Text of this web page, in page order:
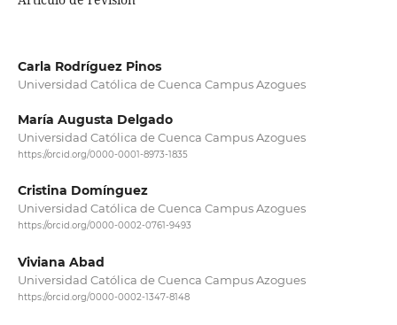
Carla Rodríguez Pinos
Universidad Católica de Cuenca Campus Azogues
María Augusta Delgado
Universidad Católica de Cuenca Campus Azogues
https://orcid.org/0000-0001-8973-1835
Cristina Domínguez
Universidad Católica de Cuenca Campus Azogues
https://orcid.org/0000-0002-0761-9493
Viviana Abad
Universidad Católica de Cuenca Campus Azogues
https://orcid.org/0000-0002-1347-8148